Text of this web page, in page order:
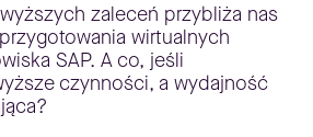
zaleceń przybliża nas
wirtualnych
SAP. A co, jeśli
czynności, a wydajność